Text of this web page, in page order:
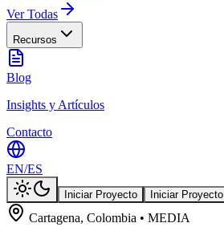
Ver Todas
Recursos
Blog
Insights y Artículos
Contacto
EN/ES
Iniciar Proyecto Iniciar Proyecto
Cartagena, Colombia • MEDIA